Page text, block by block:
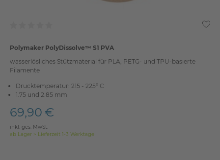
Polymaker PolyDissolve™ S1 PVA
wasserlösliches Stützmaterial für PLA, PETG- und TPU-basierte
Filamente
Drucktemperatur: 215 - 225° C
1.75 und 2.85 mm
69,90 €
inkl. ges. MwSt.
ab Lager > Lieferzeit 1-3 Werktage